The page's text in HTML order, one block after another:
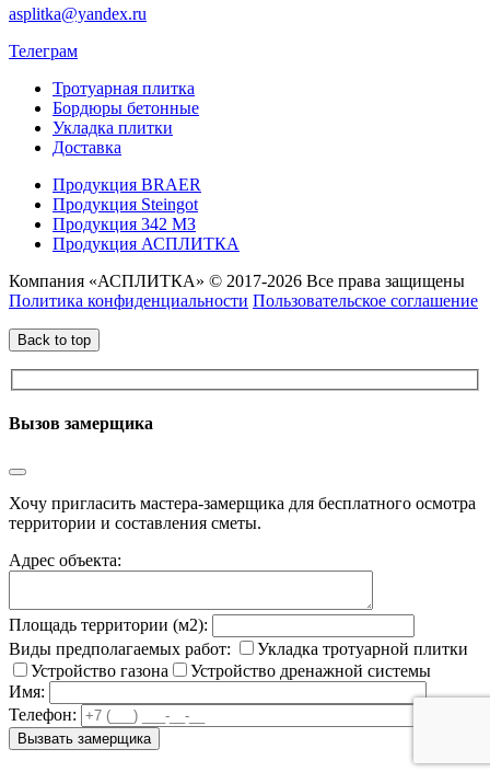
asplitka@yandex.ru
Телеграм
Тротуарная плитка
Бордюры бетонные
Укладка плитки
Доставка
Продукция BRAER
Продукция Steingot
Продукция 342 МЗ
Продукция АСПЛИТКА
Компания «АСПЛИТКА» © 2017-2026 Все права защищены
Политика конфиденциальности Пользовательское соглашение
Back to top
Вызов замерщика
Хочу пригласить мастера-замерщика для бесплатного осмотра
территории и составления сметы.
Адрес объекта:
Площадь территории (м2):
Виды предполагаемых работ:
Укладка тротуарной плитки
Устройство газона
Устройство дренажной системы
Имя:
Телефон: